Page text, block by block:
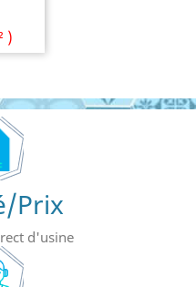
)
Prix
d'usine